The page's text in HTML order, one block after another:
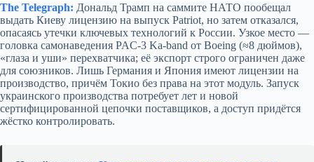
The Telegraph: Дональд Трамп на саммите НАТО пообещал
выдать Киеву лицензию на выпуск Patriot, но затем отказался,
опасаясь утечки ключевых технологий к России. Узкое место —
головка самонаведения PAC‑3 Ka‑band от Boeing (≈8 дюймов),
«глаза и уши» перехватчика; её экспорт строго ограничен даже
для союзников. Лишь Германия и Япония имеют лицензии на
производство, причём Токио без права на этот модуль. Запуск
украинского производства потребует лет и новой
сертифицированной цепочки поставщиков, а доступ придётся
жёстко контролировать.